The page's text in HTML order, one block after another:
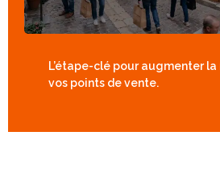
L’étape-clé pour augmenter
vos points de vente.